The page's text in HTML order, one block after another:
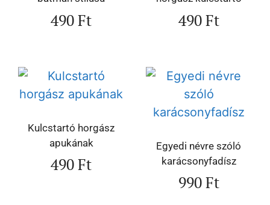
490Ft 490Ft
Kulcstartó horgász
apukának
490Ft
Egyedi névre szóló
karácsonyfadísz
990Ft